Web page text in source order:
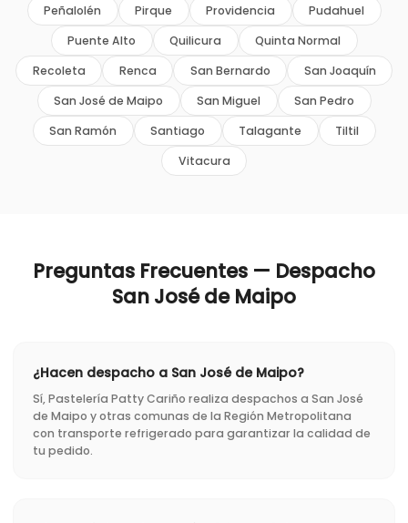
Peñalolén Pirque Providencia
Pudahuel
Puente Alto
Quilicura
Quinta Normal
Recoleta
Renca San Bernardo
San Joaquín
San José de Maipo
San Miguel
San Pedro
San Ramón
Santiago Talagante
Tiltil
Vitacura
Preguntas Frecuentes — Despacho
San José de Maipo
¿Hacen despacho a San José de Maipo?
Sí, Pastelería Patty Cariño realiza despachos a San José
de Maipo y otras comunas de la Región Metropolitana
con transporte refrigerado para garantizar la calidad de
tu pedido.